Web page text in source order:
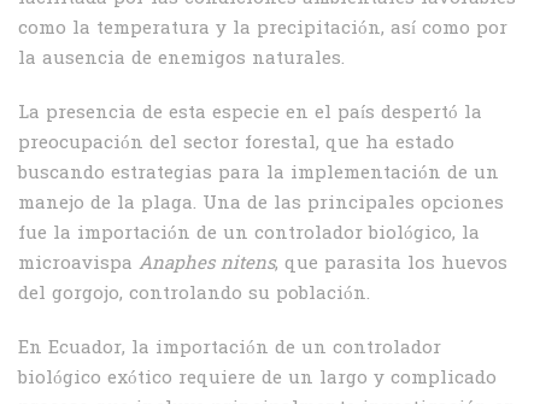
como la temperatura y la precipitación, así como por
la ausencia de enemigos naturales.
La presencia de esta especie en el país despertó la
preocupación del sector forestal, que ha estado
buscando estrategias para la implementación de un
manejo de la plaga. Una de las principales opciones
fue la importación de un controlador biológico, la
microavispa Anaphes nitens, que parasita los huevos
del gorgojo, controlando su población.
En Ecuador, la importación de un controlador
biológico exótico requiere de un largo y complicado